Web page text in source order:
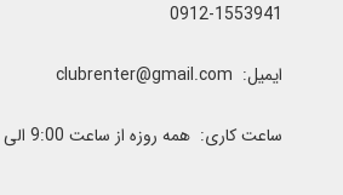
0912-1553941
ایمیل: clubrenter@gmail.com
ساعت کاری: همه روزه از ساعت 9:00 الی 17:00